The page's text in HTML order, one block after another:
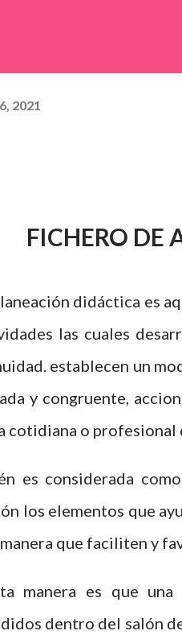
2021
FICHERO DE
didáctica es
las cuales
establecen un
y congruente,
cotidiana o profesional
es considerada
los elementos que
que faciliten y
manera es que
dentro del salón